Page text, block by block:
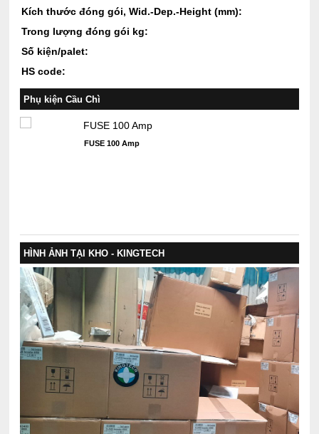
Kích thước đóng gói, Wid.-Dep.-Height (mm):
Trong lượng đóng gói kg:
Số kiện/palet:
HS code:
Phụ kiện Cầu Chì
FUSE 100 Amp
HÌNH ẢNH TẠI KHO - KINGTECH